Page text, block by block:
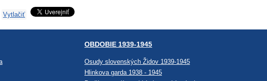
Vytlačiť
OBDOBIE 1939-1945
Osudy slovenských Židov 1939-1945
Hlinkova garda 1938 - 1945